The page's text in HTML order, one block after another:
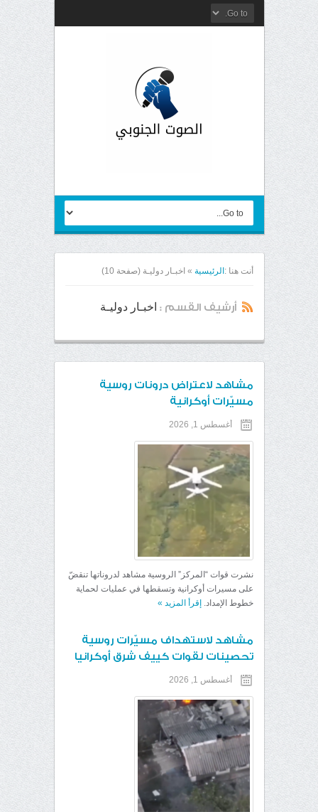
أنت هنا : الرئيسية » اخبـار دوليـة (صفحة 10)
أرشيف القسم : اخبـار دوليـة
مشاهد لاعتراض درونات روسية
مسيّرات أوكرانية
أغسطس 1, 2026
نشرت قوات “المركز” الروسية مشاهد لدروناتها تنقضّ
على مسيرات أوكرانية وتسقطها في عمليات لحماية
خطوط الإمداد. إقرأ المزيد »
مشاهد لاستهداف مسيّرات روسية
تحصينات لقوات كييف شرق أوكرانيا
أغسطس 1, 2026